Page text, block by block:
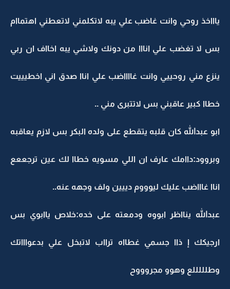
ياااخذ روحي وانت غاضب علي يبه لاتكلمني لاتعطني اهتماام
بس لا تغضب علي انااا من دونك ولاشي يبه اخااف ان ربي
ينزع مني روحييي وانت غااااضب علي اناا صدق اني اخطيييت
خطاا كبير عاقبني بس لاتتبرى مني ..
ابو عبدالله كان قلبه يتقطع على ولده البكر بس لازم يعاقبه
وبروود:داامك عارف ان اللي مسويه خطاا لك عين ترجععع
اناا غاااضب عليك ليوووم دييين ولف وجهه عنه..
عبدالله ينااظر ابووه ودمعته على خده:خلاص ياابوي بس
ارجيكك إ ذاا جسمي غطااه ترااب لاتبخل علي بدعواااتك
وطلللللع وهوو مجروووح